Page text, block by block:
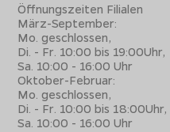
Öffnungszeiten Filialen
März-September:
Mo. geschlossen,
Di. - Fr. 10:00 bis 19:00Uhr,
Sa. 10:00 - 16:00 Uhr
Oktober-Februar:
Mo. geschlossen,
Di. - Fr. 10:00 bis 18:00Uhr,
Sa. 10:00 - 16:00 Uhr